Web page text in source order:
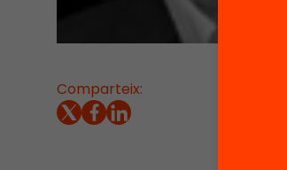
Comparteix: